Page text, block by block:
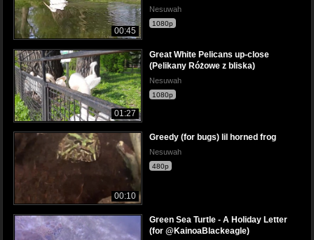
00:45
Nesuwah
1080p
01:27
Great White Pelicans up-close
(Pelikany Różowe z bliska)
Nesuwah
1080p
00:10
Greedy (for bugs) lil horned frog
Nesuwah
480p
Green Sea Turtle - A Holiday Letter
(for @KainoaBlackeagle)